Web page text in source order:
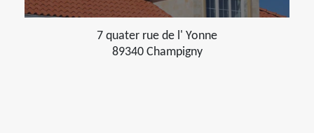
7 quater rue de l' Yonne
89340 Champigny